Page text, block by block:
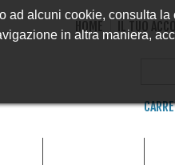
HOME IL TUO
alcuni cookie, consulta
in altra maniera,